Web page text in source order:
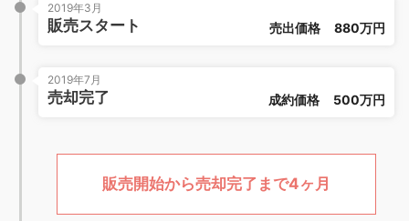
2019年3月
販売スタート 売出価格 880万円
2019年7月
売却完了 成約価格 500万円
販売開始から売却完了まで4ヶ月